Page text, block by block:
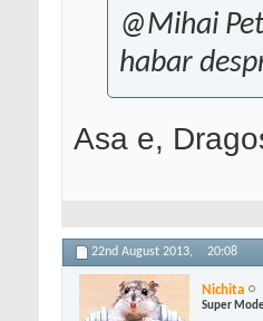
@Mihai
habar
Asa e,
22nd August 2013, 20:08
Nichita
Super